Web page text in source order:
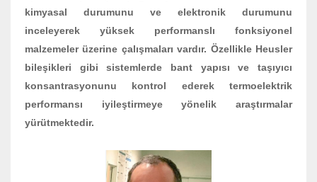
kimyasal durumunu ve elektronik durumunu
inceleyerek yüksek performanslı fonksiyonel
malzemeler üzerine çalışmaları vardır. Özellikle Heusler
bileşikleri gibi sistemlerde bant yapısı ve taşıyıcı
konsantrasyonunu kontrol ederek termoelektrik
performansı iyileştirmeye yönelik araştırmalar
yürütmektedir.